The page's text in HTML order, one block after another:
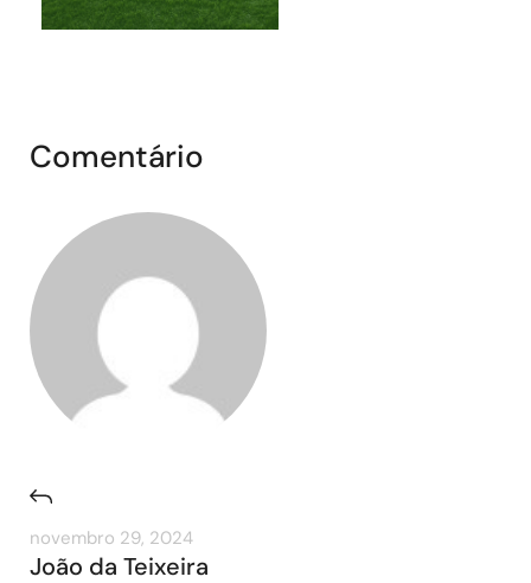
Comentário
novembro 29, 2024
João da Teixeira